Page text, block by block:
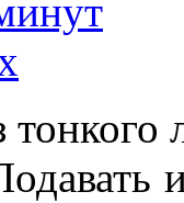
тонкого